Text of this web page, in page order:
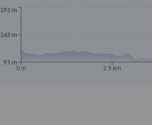
0 m 2.9 km
93 m
143 m
193 m